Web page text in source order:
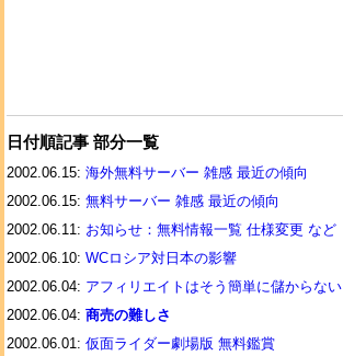
日付順記事 部分一覧
2002.06.15: 海外無料サーバー 雑感 最近の傾向
2002.06.15: 無料サーバー 雑感 最近の傾向
2002.06.11: お知らせ：無料情報一覧 仕様変更 など
2002.06.10: WCロシア対日本の影響
2002.06.04: アフィリエイトはそう簡単に儲からない
2002.06.04: 商売の難しさ
2002.06.01: 仮面ライダー劇場版 無料鑑賞